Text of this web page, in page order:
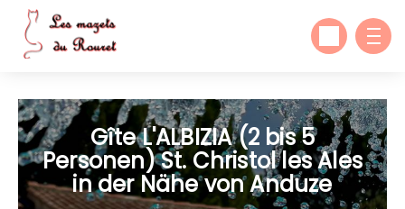
Gîte L'ALBIZIA (2 bis 5
Personen) St. Christol les Ales
in der Nähe von Anduze